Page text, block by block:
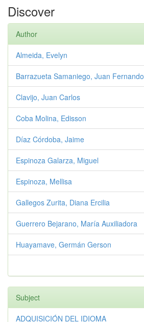
Discover
Author
Almeida, Evelyn
Barrazueta Samaniego, Juan Fernando
Clavijo, Juan Carlos
Coba Molina, Edisson
Díaz Córdoba, Jaime
Espinoza Galarza, Miguel
Espinoza, Mellisa
Gallegos Zurita, Diana Ercilia
Guerrero Bejarano, María Auxiliadora
Huayamave, Germán Gerson
Subject
ADQUISICIÓN DEL IDIOMA